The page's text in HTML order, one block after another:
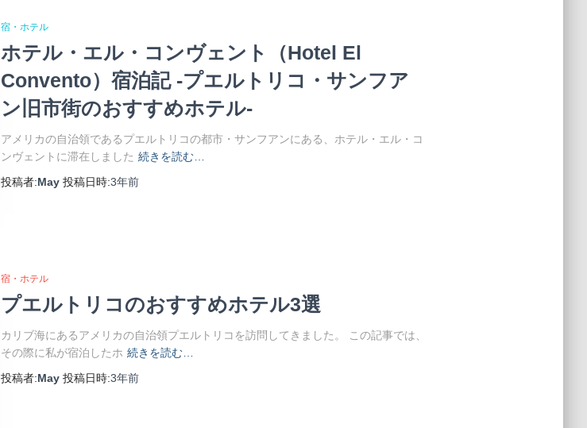
宿・ホテル
ホテル・エル・コンヴェント（Hotel El
Convento）宿泊記 -プエルトリコ・サンフア
ン旧市街のおすすめホテル-
アメリカの自治領であるプエルトリコの都市・サンフアンにある、ホテル・エル・コ
ンヴェントに滞在しました 続きを読む…
投稿者:May投稿日時:3年前
宿・ホテル
プエルトリコのおすすめホテル3選
カリブ海にあるアメリカの自治領プエルトリコを訪問してきました。 この記事では、
その際に私が宿泊したホ 続きを読む…
投稿者:May投稿日時:3年前